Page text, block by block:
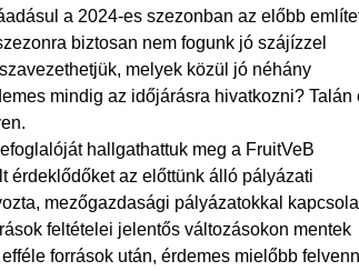
a 2024-es szezonban az előbb
biztosan nem fogunk jó szájízzel
melyek közül jó néhány
mindig az időjárásra hivatkozni? Talán
hallgathattuk meg a FruitVeB
érdeklődőket az előttünk álló pályázati
mezőgazdasági pályázatokkal
feltételei jelentős változásokon mentek
források után, érdemes mielőbb